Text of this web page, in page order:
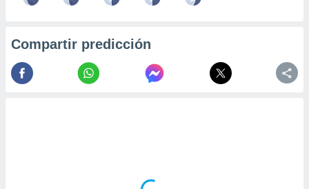
Compartir predicción